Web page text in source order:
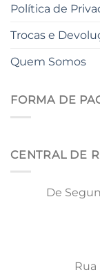
Política de
Trocas e
Quem Somos
FORMA DE
CENTRAL DE
De
Rua